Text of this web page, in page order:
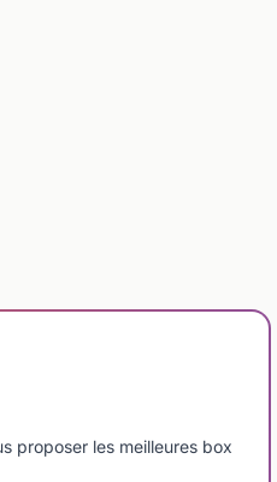
proposer les meilleures box